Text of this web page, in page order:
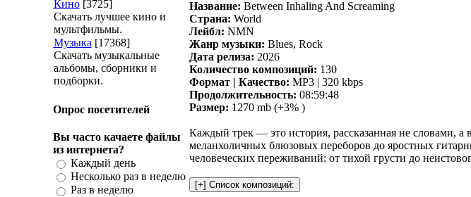
Кино [3725]
Скачать лучшее кино и
мультфильмы.
Музыка [17368]
Скачать музыкальные
альбомы, сборники и
подборки.
Опрос посетителей
Вы часто качаете файлы
из интернета?
Каждый день
Несколько раз в неделю
Раз в неделю
Название: Between Inhaling And Screaming
Страна: World
Лейбл: NMN
Жанр музыки: Blues, Rock
Дата релиза: 2026
Количество композиций: 130
Формат | Качество: MP3 | 320 kbps
Продолжительность: 08:59:48
Размер: 1270 mb (+3% )
Каждый трек — это история, рассказанная не словами, а
меланхоличных блюзовых переборов до яростных
человеческих переживаний: от тихой грусти до